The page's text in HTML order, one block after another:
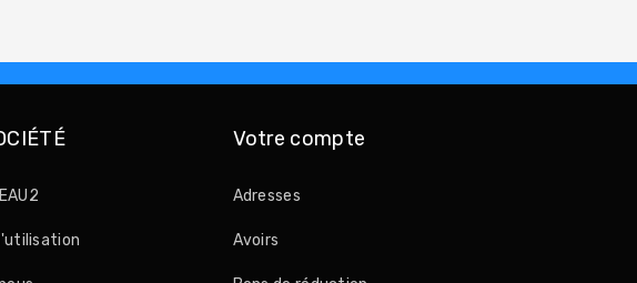
Votre compte
Adresses
Avoirs